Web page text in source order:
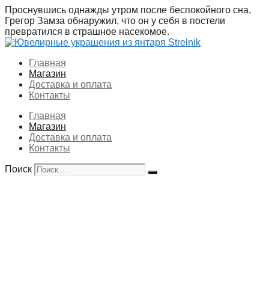
Перейти
к
содержимому
Проснувшись однажды утром после беспокойного сна,
Грегор Замза обнаружил, что он у себя в постели
превратился в страшное насекомое.
Главная
Магазин
Доставка и оплата
Контакты
Главная
Магазин
Доставка и оплата
Контакты
Поиск